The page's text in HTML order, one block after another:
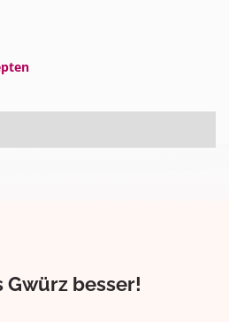
Gwürz besser!